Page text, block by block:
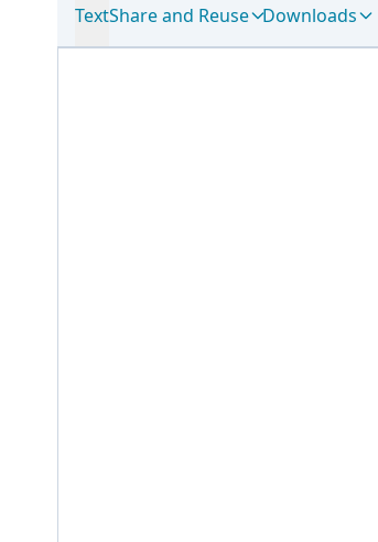
TextShare and Reuse Downloads